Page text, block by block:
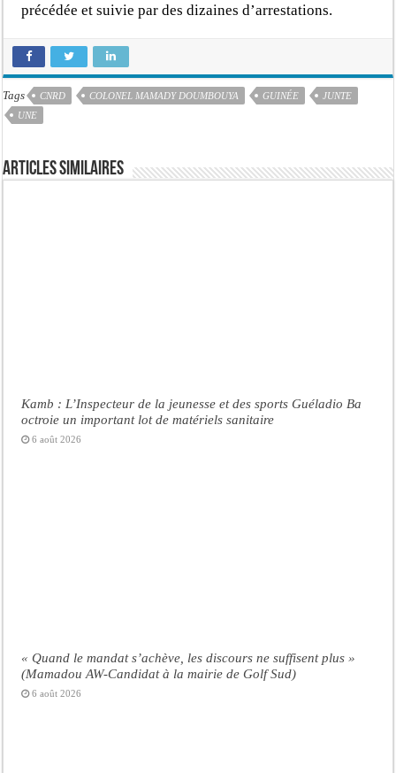
précédée et suivie par des dizaines d’arrestations.
Tags CNRD COLONEL MAMADY DOUMBOUYA GUINÉE
JUNTE
UNE
Articles similaires
Kamb : L’Inspecteur de la jeunesse et des sports Guéladio Ba
octroie un important lot de matériels sanitaire
6 août 2026
« Quand le mandat s’achève, les discours ne suffisent plus »
(Mamadou AW-Candidat à la mairie de Golf Sud)
6 août 2026